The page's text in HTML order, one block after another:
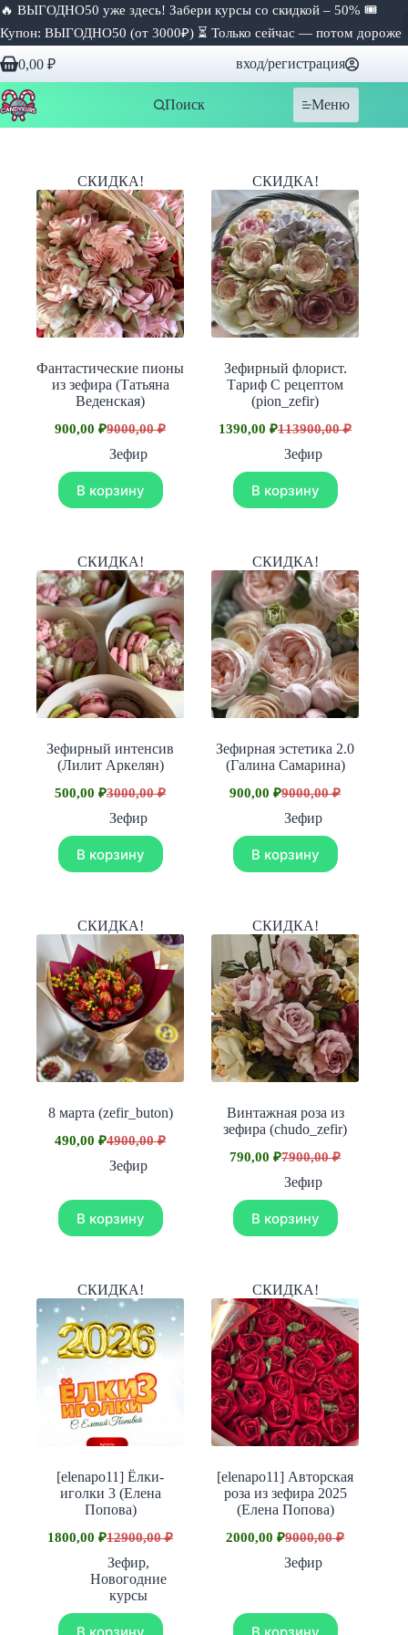
🔥 ВЫГОДНО50 уже здесь! Забери курсы со скидкой – 50% 🎟
Купон: ВЫГОДНО50 (от 3000₽) ⏳ Только сейчас — потом дороже
Перейти
к
сути
Корзина
0,00 ₽ вход/регистрация
Поиск Меню
СКИДКА!
Фантастические пионы
из зефира (Татьяна
Веденская)
9000,00₽
Первоначальная
цена
9000,00 ₽.
900,00₽Текущая
цена:
900,00 ₽.
Зефир
В корзину
СКИДКА!
Зефирный флорист.
Тариф С рецептом
(pion_zefir)
113900,00₽
Первоначальная
цена
113900,00 ₽.
1390,00₽ Текущая
цена:
1390,00 ₽.
Зефир
В корзину
СКИДКА!
Зефирный интенсив
(Лилит Аркелян)
3000,00₽
Первоначальная
цена
3000,00 ₽.
500,00₽Текущая
цена:
500,00 ₽.
Зефир
В корзину
СКИДКА!
Зефирная эстетика 2.0
(Галина Самарина)
9000,00₽
Первоначальная
цена
9000,00 ₽.
900,00₽Текущая
цена:
900,00 ₽.
Зефир
В корзину
СКИДКА!
8 марта (zefir_buton)
4900,00₽
Первоначальная
цена
4900,00 ₽.
490,00₽Текущая
цена:
Зефир
В корзину
СКИДКА!
Винтажная роза из
зефира (chudo_zefir)
7900,00₽
Первоначальная
цена
7900,00 ₽.
790,00₽Текущая
цена:
790,00 ₽.
Зефир
В корзину
СКИДКА!
[elenapo11] Ёлки-
иголки 3 (Елена
Попова)
12900,00₽
Первоначальная
цена
составляла
12900,00 ₽.
1800,00₽Текущая
цена:
1800,00 ₽.
Зефир,
Новогодние
курсы
СКИДКА!
[elenapo11] Авторская
роза из зефира 2025
(Елена Попова)
9000,00₽
Первоначальная
цена
2000,00₽Текущая
цена:
Зефир